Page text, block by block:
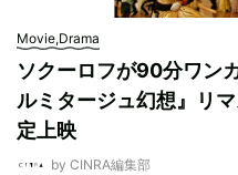
Movie,Drama
ソクーロフが90分ワン
ルミタージュ幻想』リ
定上映
by CINRA編集部